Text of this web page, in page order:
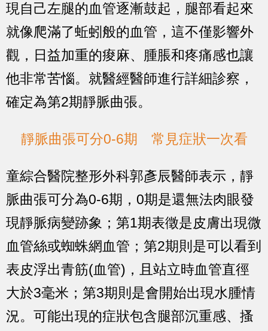
現自己左腿的血管逐漸鼓起，腿部看起來
就像爬滿了蚯蚓般的血管，這不僅影響外
觀，日益加重的痠麻、腫脹和疼痛感也讓
他非常苦惱。就醫經醫師進行詳細診察，
確定為第2期靜脈曲張。
靜脈曲張可分0-6期 常見症狀一次看
童綜合醫院整形外科郭彥辰醫師表示，靜
脈曲張可分為0-6期，0期是還無法肉眼發
現靜脈病變跡象；第1期表徵是皮膚出現微
血管絲或蜘蛛網血管；第2期則是可以看到
表皮浮出青筋(血管)，且站立時血管直徑
大於3毫米；第3期則是會開始出現水腫情
況。可能出現的症狀包含腿部沉重感、搔